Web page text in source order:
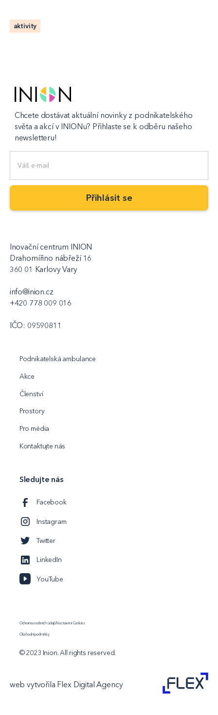
aktivity
Chcete dostávat aktuální novinky z podnikatelského
světa a akcí v INIONu? Přihlaste se k odběru našeho
newsletteru!
Inovační centrum INION
Drahomířino nábřeží 16
360 01 Karlovy Vary
info@inion.cz
+420 778 009 016
IČO: 09590811
Podnikatelská ambulance
Akce
Členství
Prostory
Pro média
Kontaktujte nás
Sledujte nás
Facebook
Instagram
Twitter
LinkedIn
YouTube
© 2023 Inion. All rights reserved.
Ochrana osobních údajů
Obchodní podmínky
Nastavení Cookies
web vytvořila Flex Digital Agency